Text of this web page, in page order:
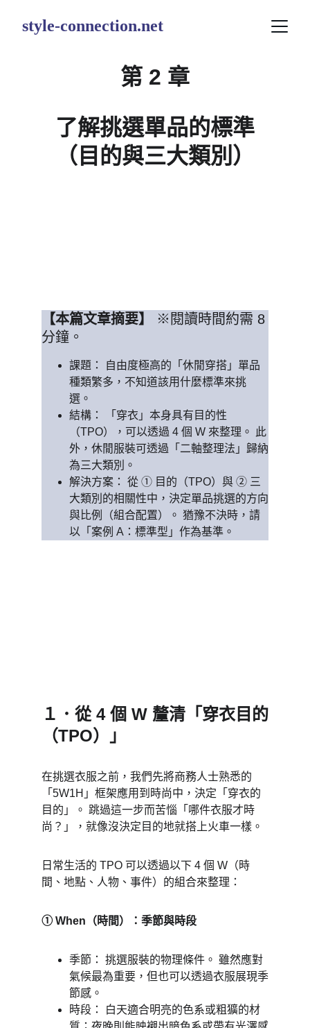
style-connection.net
第 2 章
了解挑選單品的標準
（目的與三大類別）
【本篇文章摘要】
※閱讀時間約需 8
分鐘。
課題： 自由度極高的「休閒穿搭」單品
種類繁多，不知道該用什麼標準來挑
選。
結構： 「穿衣」本身具有目的性
（TPO），可以透過 4 個 W 來整理。 此
外，休閒服裝可透過「二軸整理法」歸納
為三大類別。
解決方案： 從 ① 目的（TPO）與 ② 三
大類別的相關性中，決定單品挑選的方向
與比例（組合配置）。 猶豫不決時，請
以「案例 A：標準型」作為基準。
１．從 4 個 W 釐清「穿衣目的
（TPO）」
在挑選衣服之前，我們先將商務人士熟悉的
「5W1H」框架應用到時尚中，決定「穿衣的
目的」。 跳過這一步而苦惱「哪件衣服才時
尚？」，就像沒決定目的地就搭上火車一樣。
日常生活的 TPO 可以透過以下 4 個 W（時
間、地點、人物、事件）的組合來整理：
① When（時間）：季節與時段
季節： 挑選服裝的物理條件。 雖然應對
氣候最為重要，但也可以透過衣服展現季
節感。
時段： 白天適合明亮的色系或粗獷的材